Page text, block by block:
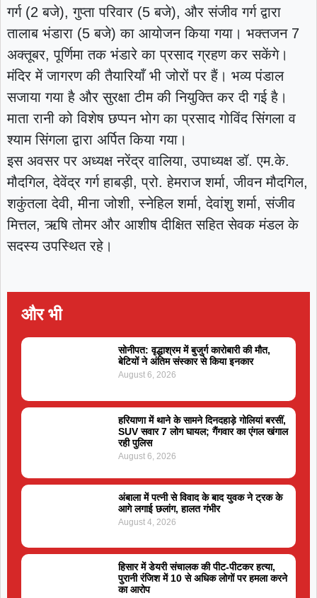
गर्ग (2 बजे), गुप्ता परिवार (5 बजे), और संजीव गर्ग द्वारा
तालाब भंडारा (5 बजे) का आयोजन किया गया। भक्तजन 7
अक्तूबर, पूर्णिमा तक भंडारे का प्रसाद ग्रहण कर सकेंगे।
मंदिर में जागरण की तैयारियाँ भी जोरों पर हैं। भव्य पंडाल
सजाया गया है और सुरक्षा टीम की नियुक्ति कर दी गई है।
माता रानी को विशेष छप्पन भोग का प्रसाद गोविंद सिंगला व
श्याम सिंगला द्वारा अर्पित किया गया।
इस अवसर पर अध्यक्ष नरेंद्र वालिया, उपाध्यक्ष डॉ. एम.के.
मौदगिल, देवेंद्र गर्ग हाबड़ी, प्रो. हेमराज शर्मा, जीवन मौदगिल,
शकुंतला देवी, मीना जोशी, स्नेहिल शर्मा, देवांशु शर्मा, संजीव
मित्तल, ऋषि तोमर और आशीष दीक्षित सहित सेवक मंडल के
सदस्य उपस्थित रहे।
और भी
सोनीपत: वृद्धाश्रम में बुजुर्ग कारोबारी की मौत,
बेटियों ने अंतिम संस्कार से किया इनकार
August 6, 2026
हरियाणा में थाने के सामने दिनदहाड़े गोलियां बरसीं,
SUV सवार 7 लोग घायल; गैंगवार का एंगल खंगाल
रही पुलिस
August 6, 2026
अंबाला में पत्नी से विवाद के बाद युवक ने ट्रक के
आगे लगाई छलांग, हालत गंभीर
August 4, 2026
हिसार में डेयरी संचालक की पीट-पीटकर हत्या,
पुरानी रंजिश में 10 से अधिक लोगों पर हमला करने
का आरोप